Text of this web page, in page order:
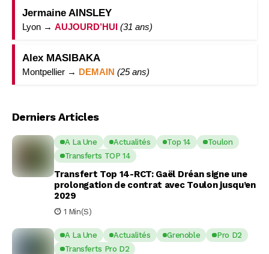
Jermaine AINSLEY
Lyon → AUJOURD’HUI (31 ans)
Alex MASIBAKA
Montpellier → DEMAIN (25 ans)
Derniers Articles
A La Une Actualités Top 14
Toulon
Transferts TOP 14
Transfert Top 14-RCT: Gaël Dréan signe une
prolongation de contrat avec Toulon jusqu’en
2029
1 Min(s)
A La Une Actualités Grenoble
Pro D2
Transferts Pro D2